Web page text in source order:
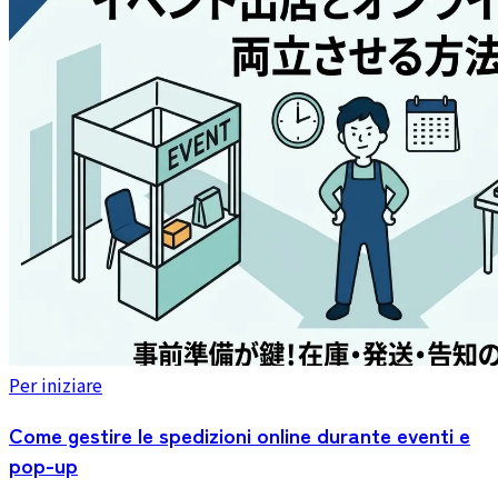
Per iniziare
Come gestire le spedizioni online durante eventi e
pop-up